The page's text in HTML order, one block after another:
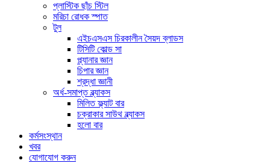
প্লাস্টিক ছাঁচ স্টিল
মরিচা রোধক স্পাত
টুল
এইচএসএস চিরকালীন সৈয়দ ব্লাডস
টিসিটি কোল্ড সা
প্ল্যানার জ্ঞান
চিপার জ্ঞান
শ্রদ্ধা জ্ঞানী
অর্ধ-সমাপ্ত ব্ল্যাকস
মিলিত ফ্ল্যাট বার
চক্রাকার সাউথ ব্ল্যাকস
হলো বার
কর্মসংস্থান
খবর
যোগাযোগ করুন